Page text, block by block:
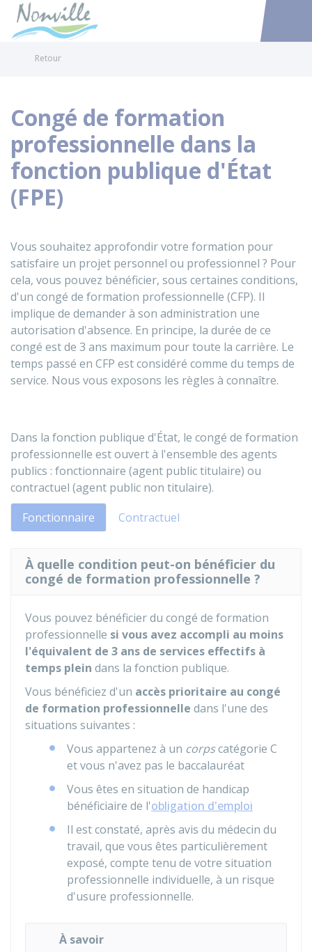
Accéder
Retour
Congé de formation
professionnelle dans la
fonction publique d'État
(FPE)
Vous souhaitez approfondir votre formation pour
satisfaire un projet personnel ou professionnel ? Pour
cela, vous pouvez bénéficier, sous certaines conditions,
d'un congé de formation professionnelle (CFP). Il
implique de demander à son administration une
autorisation d'absence. En principe, la durée de ce
congé est de 3 ans maximum pour toute la carrière. Le
temps passé en CFP est considéré comme du temps de
service. Nous vous exposons les règles à connaître.
Dans la fonction publique d'État, le congé de formation
professionnelle est ouvert à l'ensemble des agents
publics : fonctionnaire (agent public titulaire) ou
contractuel (agent public non titulaire).
Fonctionnaire
Contractuel
À quelle condition peut-on bénéficier du
congé de formation professionnelle ?
Vous pouvez bénéficier du congé de formation
professionnelle si vous avez accompli au moins
l'équivalent de 3 ans de services effectifs à
temps plein dans la fonction publique.
Vous bénéficiez d'un accès prioritaire au congé
de formation professionnelle dans l'une des
situations suivantes :
Vous appartenez à un corpscatégorie C
et vous n'avez pas le baccalauréat
Vous êtes en situation de handicap
bénéficiaire de l'obligation d'emploi
Il est constaté, après avis du médecin du
travail, que vous êtes particulièrement
exposé, compte tenu de votre situation
professionnelle individuelle, à un risque
d'usure professionnelle.
À savoir